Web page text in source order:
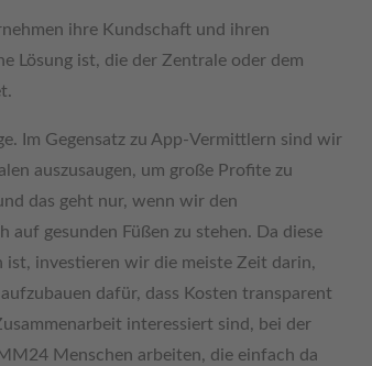
ihre Kundschaft und ihren
Lösung ist, die der Zentrale oder dem
Im Gegensatz zu App-Vermittlern sind wir
auszusaugen, um große Profite zu
das geht nur, wenn wir den
gesunden Füßen zu stehen. Da diese
investieren wir die meiste Zeit darin,
dafür, dass Kosten transparent
interessiert sind, bei der
Menschen arbeiten, die einfach da